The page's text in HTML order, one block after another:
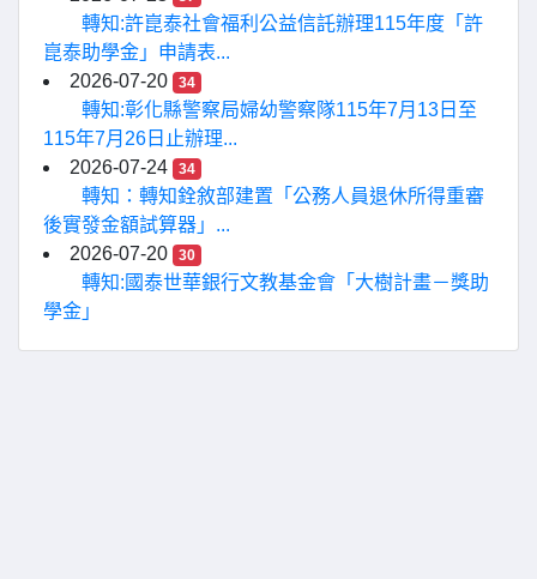
轉知:許崑泰社會福利公益信託辦理115年度「許
崑泰助學金」申請表...
2026-07-20
34
轉知:彰化縣警察局婦幼警察隊115年7月13日至
115年7月26日止辦理...
2026-07-24
34
轉知：轉知銓敘部建置「公務人員退休所得重審
後實發金額試算器」...
2026-07-20
30
轉知:國泰世華銀行文教基金會「大樹計畫－獎助
學金」